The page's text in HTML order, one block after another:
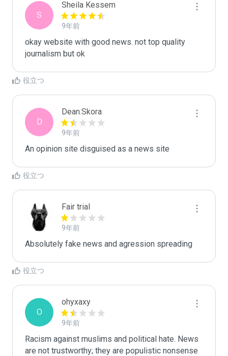
S
Sheila Kessem
9年前
okay website with good news. not top quality
journalism but ok
役立つ
D
Dean.Skora
9年前
An opinion site disguised as a news site
役立つ
Fair trial
9年前
Absolutely fake news and agression spreading
役立つ
O
ohyxaxy
9年前
Racism against muslims and political hate. News
are not trustworthy; they are populistic nonsense